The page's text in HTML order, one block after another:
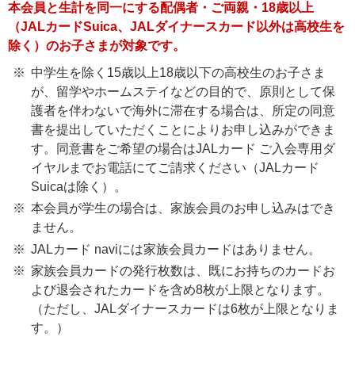
本会員と生計を同一にする配偶者・ご両親・18歳以上
（JALカードSuica、JALダイナースカード以外は高校生を
除く）のお子さまが対象です。
中学生を除く15歳以上18歳以下の高校生のお子さま
が、留学やホームステイなどの目的で、原則として保
護者を伴わないで海外に滞在する場合は、所定の同意
書を提出していただくことによりお申し込みができま
す。同意書をご希望の場合はJALカード ご入会専用ダ
イヤルまでお電話にてご請求ください（JALカード
Suicaは除く）。
本会員が学生の場合は、家族会員のお申し込みはでき
ません。
JALカード naviには家族会員カードはありません。
家族会員カードの発行枚数は、既にお持ちのカードお
よび退会されたカードを含め8枚が上限となります。
（ただし、JALダイナースカードは6枚が上限となりま
す。）